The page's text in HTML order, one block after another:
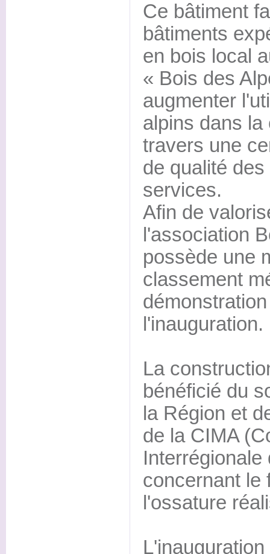
Ce bâtiment
bâtiments
en bois local
« Bois des
augmenter
alpins dans
travers une
de qualité
services.
Afin de
l'association
possède une
classement
l'inauguration.
La
bénéficié du
la Région et
de la CIMA
concernant le
l'ossature